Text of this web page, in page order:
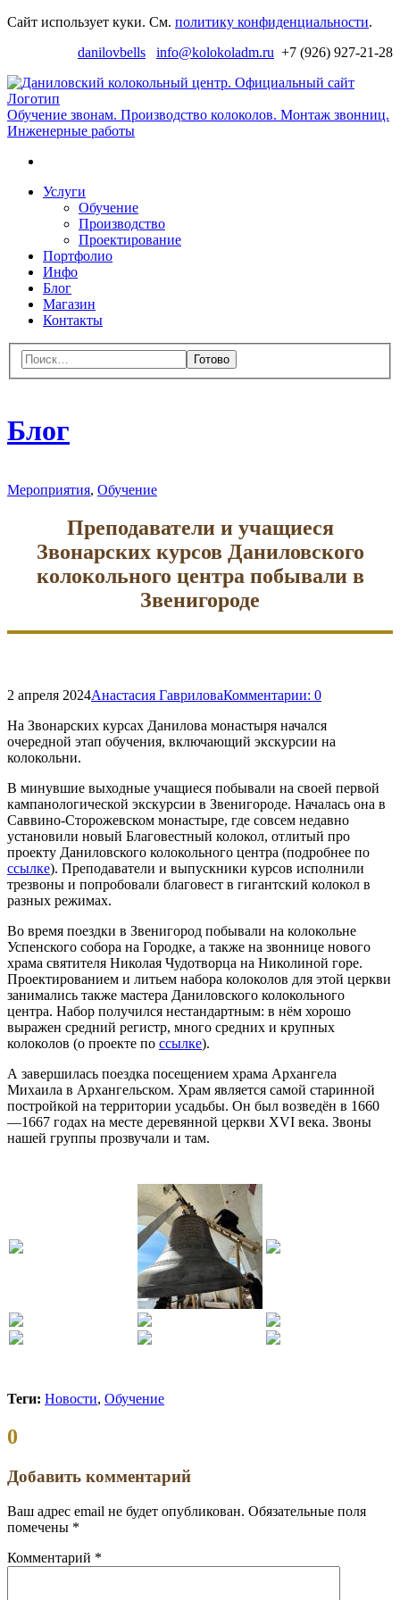
Перейти
Сайт использует куки. См. политику конфиденциальности.
danilovbells
info@kolokoladm.ru +7 (926) 927-21-28
Обучение звонам. Производство колоколов. Монтаж звонниц.
Инженерные работы
Перейти
содержимому
Услуги
Обучение
Производство
Проектирование
Портфолио
Инфо
Блог
Магазин
Контакты
Меню
Поиск:
поиска
Блог
Мероприятия, Обучение
Преподаватели и учащиеся
Звонарских курсов Даниловского
колокольного центра побывали в
Звенигороде
2 апреля 2024Анастасия ГавриловаКомментарии: 0
На Звонарских курсах Данилова монастыря начался
очередной этап обучения, включающий экскурсии на
колокольни.
В минувшие выходные учащиеся побывали на своей первой
кампанологической экскурсии в Звенигороде. Началась она в
Саввино-Сторожевском монастыре, где совсем недавно
установили новый Благовестный колокол, отлитый про
проекту Даниловского колокольного центра (подробнее по
ссылке). Преподаватели и выпускники курсов исполнили
трезвоны и попробовали благовест в гигантский колокол в
разных режимах.
Во время поездки в Звенигород побывали на колокольне
Успенского собора на Городке, а также на звоннице нового
храма святителя Николая Чудотворца на Николиной горе.
Проектированием и литьем набора колоколов для этой церкви
занимались также мастера Даниловского колокольного
центра. Набор получился нестандартным: в нём хорошо
выражен средний регистр, много средних и крупных
колоколов (о проекте по ссылке).
А завершилась поездка посещением храма Архангела
Михаила в Архангельском. Храм является самой старинной
постройкой на территории усадьбы. Он был возведён в 1660
—1667 годах на месте деревянной церкви XVI века. Звоны
нашей группы прозвучали и там.
Теги: Новости, Обучение
Комментариев:
0
Добавить комментарий
Ваш адрес email не будет опубликован. Обязательные поля
помечены *
Комментарий *